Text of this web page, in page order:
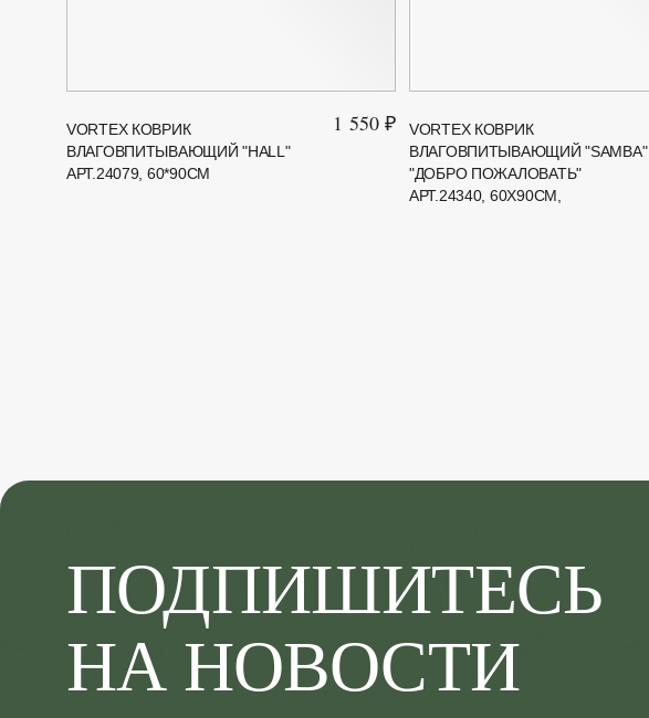
VORTEX КОВРИК
ВЛАГОВПИТЫВАЮЩИЙ "HALL"
АРТ.24079, 60*90СМ
1 550 ₽
VORTEX КОВРИК
ВЛАГОВПИТЫВАЮЩИЙ "SAMBA"
"ДОБРО ПОЖАЛОВАТЬ"
АРТ.24340, 60Х90СМ,
ПОДПИШИТЕСЬ
НА НОВОСТИ